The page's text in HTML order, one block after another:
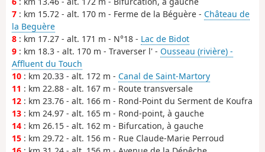
7 : km 15.72 - alt. 170 m - Ferme de la Béguère - Château de
la Beguère
8 : km 17.27 - alt. 171 m - N°18 - Lac de Bidot
9 : km 18.3 - alt. 170 m - Traverser l' - Ousseau (rivière) -
Affluent du Touch
10 : km 20.33 - alt. 172 m - Canal de Saint-Martory
11 : km 22.88 - alt. 167 m - Route transversale
12 : km 23.76 - alt. 166 m - Rond-Point du Serment de Koufra
13 : km 24.97 - alt. 165 m - Rond-point, à gauche
14 : km 26.15 - alt. 162 m - Bifurcation, à gauche
15 : km 29.72 - alt. 156 m - Rue Claude-Marie Perroud